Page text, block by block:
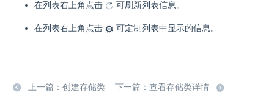
在列表右上角点击 可刷新列表信息。
在列表右上角点击 可定制列表中显示的信息。
上一篇：创建存储类 下一篇：查看存储类详情